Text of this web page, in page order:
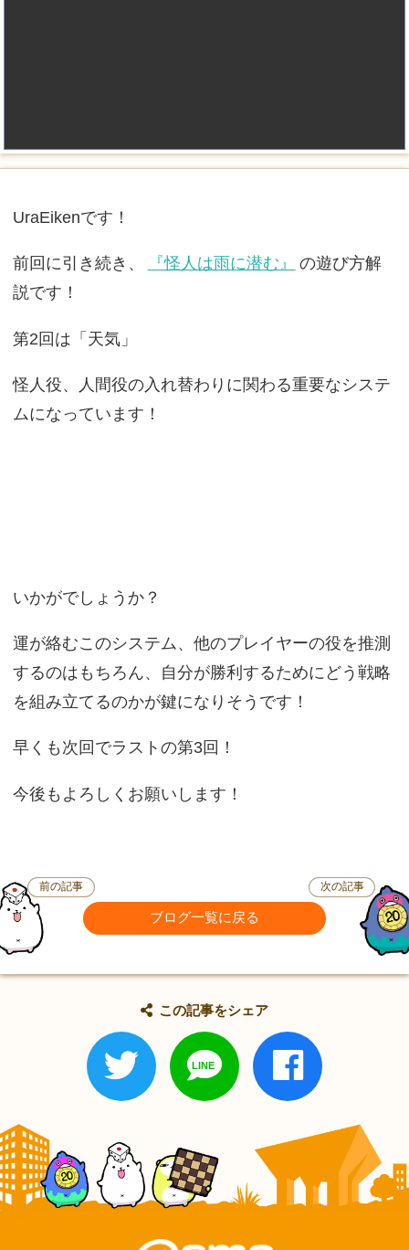
UraEikenです！
前回に引き続き、 『怪人は雨に潜む』
の遊び方解
説です！
第2回は「天気」
怪人役、人間役の入れ替わりに関わる重要なシステ
ムになっています！
いかがでしょうか？
運が絡むこのシステム、他のプレイヤーの役を推測
するのはもちろん、自分が勝利するためにどう戦略
を組み立てるのかが鍵になりそうです！
早くも次回でラストの第3回！
今後もよろしくお願いします！
前の記事
ブログ一覧に戻る
次の記事
この記事をシェア